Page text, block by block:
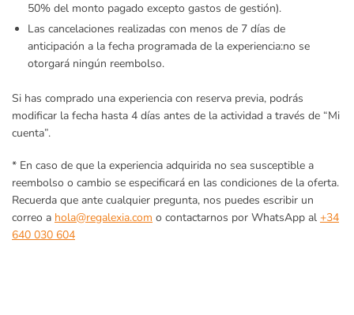
50% del monto pagado excepto gastos de gestión).
Las cancelaciones realizadas con menos de 7 días de
anticipación a la fecha programada de la experiencia:no se
otorgará ningún reembolso.
Si has comprado una experiencia con reserva previa, podrás
modificar la fecha hasta 4 días antes de la actividad a través de “Mi
cuenta”.
* En caso de que la experiencia adquirida no sea susceptible a
reembolso o cambio se especificará en las condiciones de la oferta.
Recuerda que ante cualquier pregunta, nos puedes escribir un
correo a hola@regalexia.com o contactarnos por WhatsApp al +34
640 030 604